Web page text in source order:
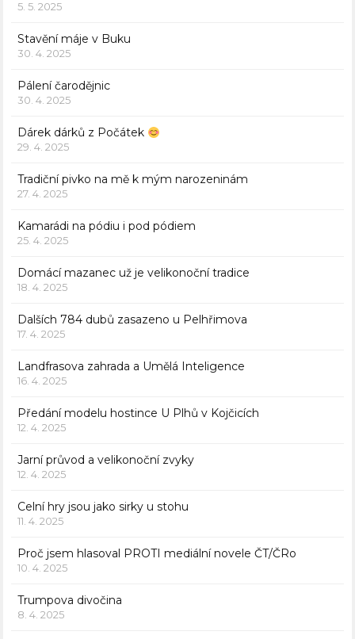
5. 5. 2025
Stavění máje v Buku
30. 4. 2025
Pálení čarodějnic
30. 4. 2025
Dárek dárků z Počátek
29. 4. 2025
Tradiční pivko na mě k mým narozeninám
27. 4. 2025
Kamarádi na pódiu i pod pódiem
25. 4. 2025
Domácí mazanec už je velikonoční tradice
18. 4. 2025
Dalších 784 dubů zasazeno u Pelhřimova
17. 4. 2025
Landfrasova zahrada a Umělá Inteligence
16. 4. 2025
Předání modelu hostince U Plhů v Kojčicích
12. 4. 2025
Jarní průvod a velikonoční zvyky
12. 4. 2025
Celní hry jsou jako sirky u stohu
11. 4. 2025
Proč jsem hlasoval PROTI mediální novele ČT/ČRo
10. 4. 2025
Trumpova divočina
8. 4. 2025